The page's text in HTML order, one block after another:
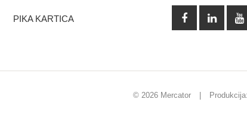
PIKA KARTICA
© 2026 Mercator Produkcija: